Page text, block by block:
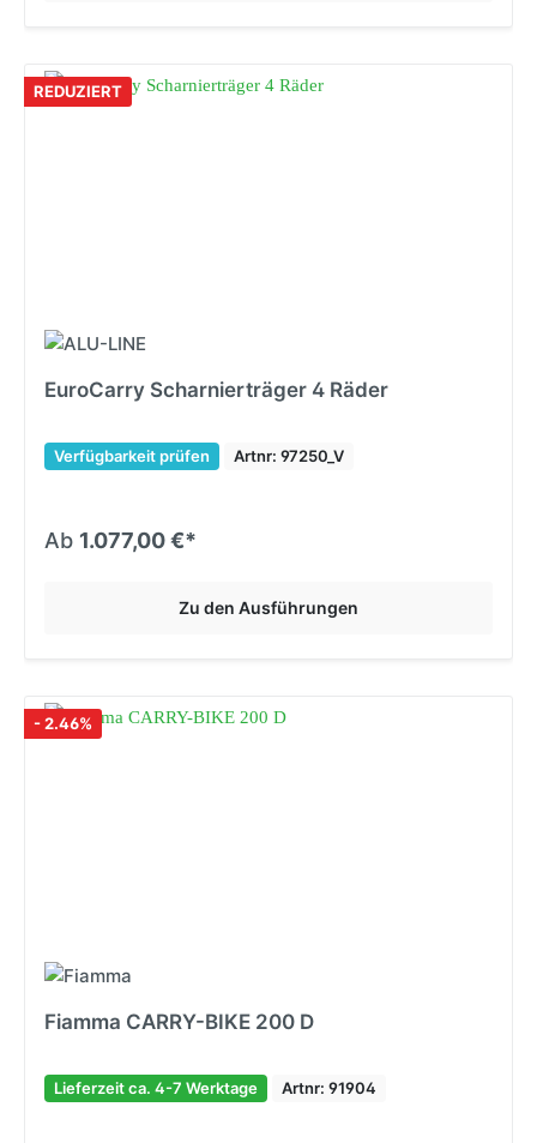
REDUZIERT
EuroCarry Scharnierträger 4 Räder
Verfügbarkeit prüfen Artnr: 97250_V
Ab 1.077,00 €*
Zu den Ausführungen
- 2.46%
Fiamma CARRY-BIKE 200 D
Lieferzeit ca. 4-7 Werktage Artnr: 91904